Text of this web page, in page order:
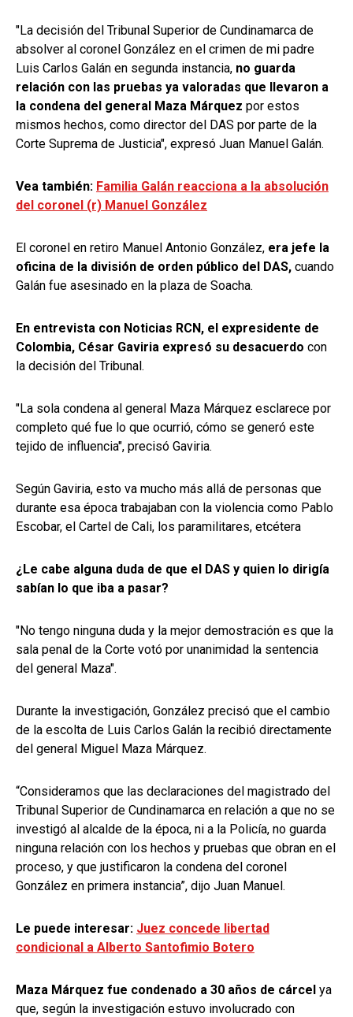
"La decisión del Tribunal Superior de Cundinamarca de
absolver al coronel González en el crimen de mi padre
Luis Carlos Galán en segunda instancia, no guarda
relación con las pruebas ya valoradas que llevaron a
la condena del general Maza Márquez por estos
mismos hechos, como director del DAS por parte de la
Corte Suprema de Justicia", expresó Juan Manuel Galán.
Vea también: Familia Galán reacciona a la absolución
del coronel (r) Manuel González
El coronel en retiro Manuel Antonio González, era jefe la
oficina de la división de orden público del DAS, cuando
Galán fue asesinado en la plaza de Soacha.
En entrevista con Noticias RCN, el expresidente de
Colombia, César Gaviria expresó su desacuerdo con
la decisión del Tribunal.
"La sola condena al general Maza Márquez esclarece por
completo qué fue lo que ocurrió, cómo se generó este
tejido de influencia", precisó Gaviria.
Según Gaviria, esto va mucho más allá de personas que
durante esa época trabajaban con la violencia como Pablo
Escobar, el Cartel de Cali, los paramilitares, etcétera
¿Le cabe alguna duda de que el DAS y quien lo dirigía
sabían lo que iba a pasar?
"No tengo ninguna duda y la mejor demostración es que la
sala penal de la Corte votó por unanimidad la sentencia
del general Maza".
Durante la investigación, González precisó que el cambio
de la escolta de Luis Carlos Galán la recibió directamente
del general Miguel Maza Márquez.
“Consideramos que las declaraciones del magistrado del
Tribunal Superior de Cundinamarca en relación a que no se
investigó al alcalde de la época, ni a la Policía, no guarda
ninguna relación con los hechos y pruebas que obran en el
proceso, y que justificaron la condena del coronel
González en primera instancia”, dijo Juan Manuel.
Le puede interesar: Juez concede libertad
condicional a Alberto Santofimio Botero
Maza Márquez fue condenado a 30 años de cárcel ya
que, según la investigación estuvo involucrado con